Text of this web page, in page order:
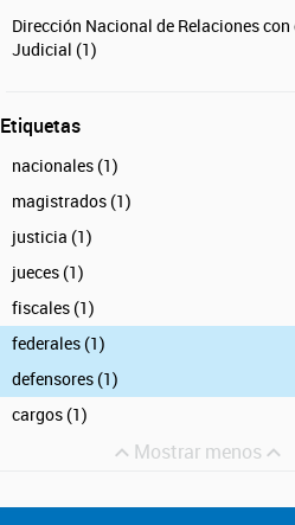
Dirección Nacional de Relaciones con
Judicial (1)
Etiquetas
nacionales (1)
magistrados (1)
justicia (1)
jueces (1)
fiscales (1)
federales (1)
defensores (1)
cargos (1)
Mostrar menos